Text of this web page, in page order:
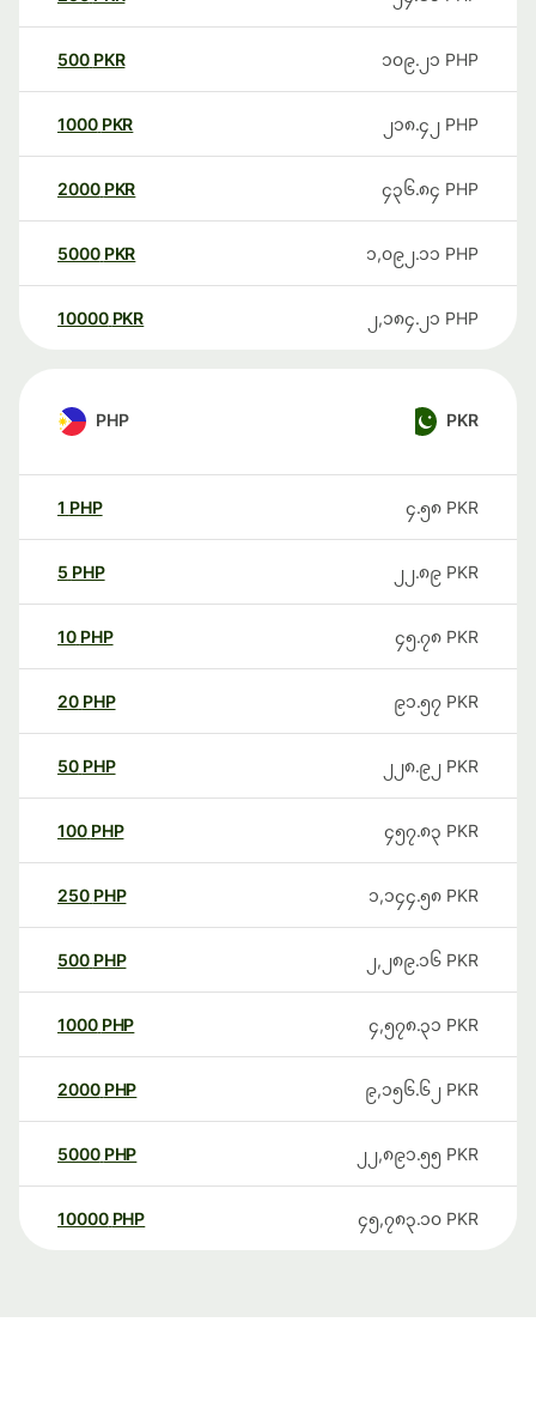
500 PKR ၁၀၉.၂၁ PHP
1000 PKR ၂၁၈.၄၂ PHP
2000 PKR ၄၃၆.၈၄ PHP
5000 PKR ၁,၀၉၂.၁၁ PHP
10000 PKR ၂,၁၈၄.၂၁ PHP
PHP PKR
1 PHP ၄.၅၈ PKR
5 PHP ၂၂.၈၉ PKR
10 PHP ၄၅.၇၈ PKR
20 PHP ၉၁.၅၇ PKR
50 PHP ၂၂၈.၉၂ PKR
100 PHP ၄၅၇.၈၃ PKR
250 PHP ၁,၁၄၄.၅၈ PKR
500 PHP ၂,၂၈၉.၁၆ PKR
1000 PHP ၄,၅၇၈.၃၁ PKR
2000 PHP ၉,၁၅၆.၆၂ PKR
5000 PHP ၂၂,၈၉၁.၅၅ PKR
10000 PHP ၄၅,၇၈၃.၁၀ PKR